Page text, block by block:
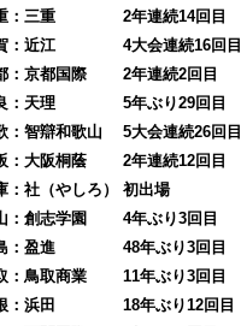
： 三重
2年連続14回目
： 近江
4大会連続16回目
： 京都国際 2年連続2回目
： 天理
5年ぶり29回目
： 智辯和歌山 5大会連続26回目
： 大阪桐蔭 2年連続12回目
：社（やしろ） 初出場
山：創志学園 4年ぶり3回目
： 盈進 48年ぶり3回目
： 鳥取商業 11年ぶり3回目
： 浜田 18年ぶり12回目